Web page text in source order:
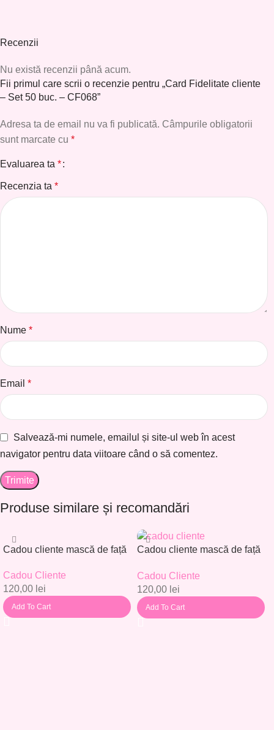
Recenzii
Nu există recenzii până acum.
Fii primul care scrii o recenzie pentru „Card Fidelitate cliente
– Set 50 buc. – CF068”
Adresa ta de email nu va fi publicată. Câmpurile obligatorii
sunt marcate cu *
Evaluarea ta *
Recenzia ta *
Nume *
Email *
Salvează-mi numele, emailul și site-ul web în acest
navigator pentru data viitoare când o să comentez.
Produse similare și recomandări
Cadou cliente mască de față
Cadou Cliente
120,00 lei
Add To Cart
Cadou cliente mască de față
Cadou Cliente
120,00 lei
Add To Cart